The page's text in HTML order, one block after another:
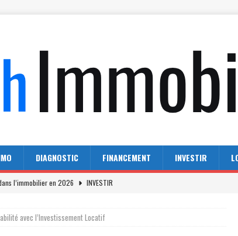
DIAGNOSTIC FINANCEMENT INVESTIR
l’immobilier en 2026
INVESTIR
en France : analyse du parc immobilier
avec l’Investissement Locatif